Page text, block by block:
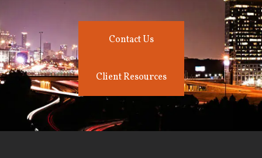
Contact Us
Client Resources